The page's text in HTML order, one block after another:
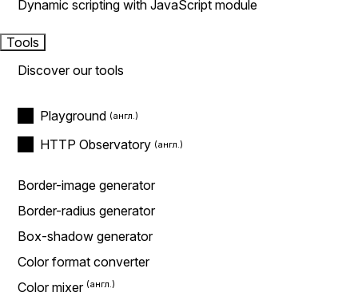
Dynamic scripting with JavaScript module
Tools
Discover our tools
Playground
HTTP Observatory
Border-image generator
Border-radius generator
Box-shadow generator
Color format converter
Color mixer